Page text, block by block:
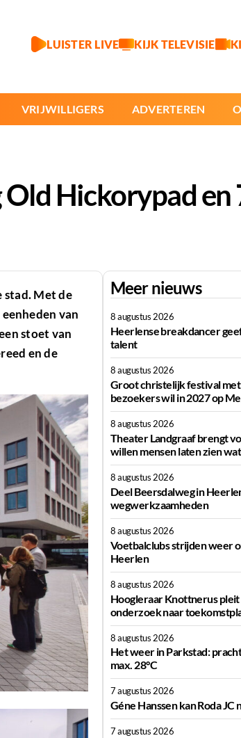
LUISTER LIVE KIJK TELEVISIE
VRIJWILLIGERS ADVERTEREN
Hickorypad en
stad. Met de
van
stoet van
en de
Meer nieuws
8 augustus 2026
Heerlense breakdancer
talent
8 augustus 2026
Groot christelijk festival
bezoekers wil in 2027 op
8 augustus 2026
Theater Landgraaf brengt
willen mensen laten zien
8 augustus 2026
Deel Beersdalweg in
wegwerkzaamheden
8 augustus 2026
Voetbalclubs strijden weer
Heerlen
8 augustus 2026
Hoogleraar Knottnerus
onderzoek naar
8 augustus 2026
Het weer in Parkstad:
max. 28°C
7 augustus 2026
Géne Hanssen kan Roda
7 augustus 2026